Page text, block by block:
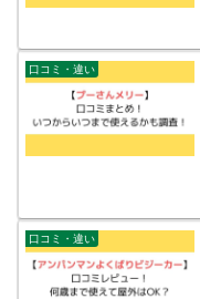
口コミ・違い
口コミ・違い